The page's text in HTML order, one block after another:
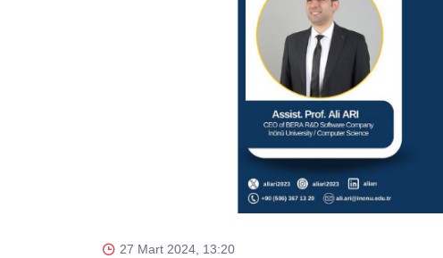
27 Mart 2024, 13:20